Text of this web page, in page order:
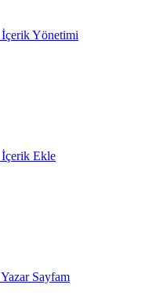
İçerik Yönetimi
İçerik Ekle
Yazar Sayfam